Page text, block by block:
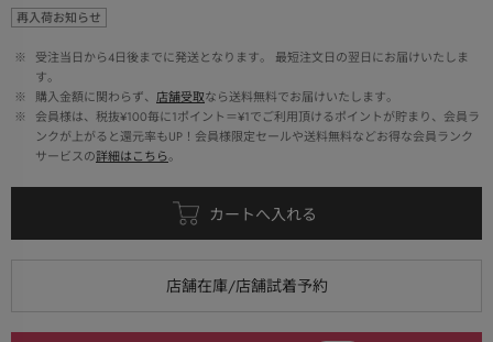
再入荷お知らせ
※
受注当日から4日後までに発送となります。 最短注文日の翌日にお届けいたしま
す。
※
購入金額に関わらず、 店舗受取なら送料無料でお届けいたします。
※
会員様は、税抜¥100毎に1ポイント＝¥1でご利用頂けるポイントが貯まり、会員ラ
ンクが上がると還元率もUP！会員様限定セールや送料無料などお得な会員ランク
サービスの詳細はこちら。